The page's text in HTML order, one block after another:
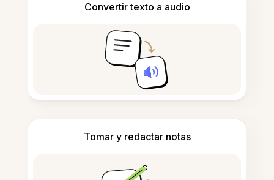
Convertir texto a audio
Tomar y redactar notas